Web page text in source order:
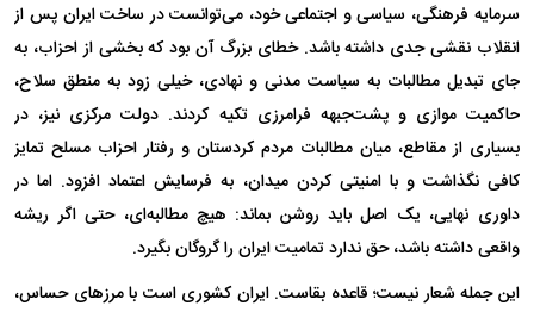
سرمایه فرهنگی، سیاسی و اجتماعی خود، می‌توانست در ساخت ایران پس از
انقلاب نقشی جدی داشته باشد. خطای بزرگ آن بود که بخشی از احزاب، به
جای تبدیل مطالبات به سیاست مدنی و نهادی، خیلی زود به منطق سلاح،
حاکمیت موازی و پشت‌جبهه فرامرزی تکیه کردند. دولت مرکزی نیز، در
بسیاری از مقاطع، میان مطالبات مردم کردستان و رفتار احزاب مسلح تمایز
کافی نگذاشت و با امنیتی کردن میدان، به فرسایش اعتماد افزود. اما در
داوری نهایی، یک اصل باید روشن بماند: هیچ مطالبه‌ای، حتی اگر ریشه
واقعی داشته باشد، حق ندارد تمامیت ایران را گروگان بگیرد.
این جمله شعار نیست؛ قاعده بقاست. ایران کشوری است با مرز‌های حساس،